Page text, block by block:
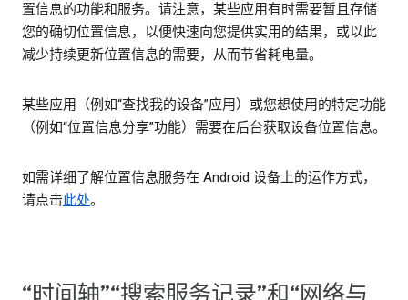
置信息的功能和服务。请注意，某些应用有时需要暂且存储
您的确切位置信息，以便快速向您提供实用的结果，或以此
减少持续更新位置信息的需要，从而节省耗电量。
某些应用（例如“查找我的设备”应用）或您想使用的特定功能
（例如“位置信息分享”功能）需要在后台获取设备位置信息。
如需详细了解位置信息服务在 Android 设备上的运作方式，
请点击此处。
“时间轴”“搜索服务记录”和“网络与